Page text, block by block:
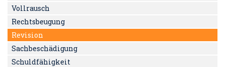
Vollrausch
Rechtsbeugung
Revision
Sachbeschädigung
Schuldfähigkeit